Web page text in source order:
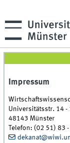
Impressum
Universitätsstr. 14 -
48143 Münster
Telefon: (02 51) 83